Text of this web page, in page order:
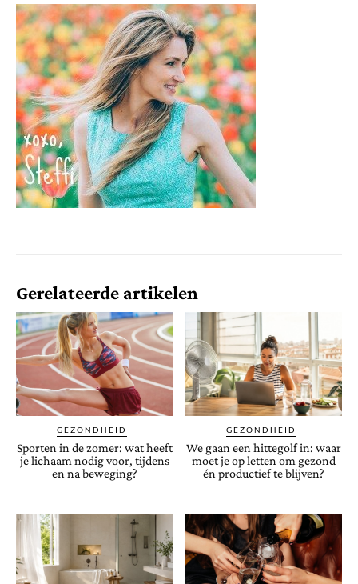
Gerelateerde artikelen
GEZONDHEID
Sporten in de zomer: wat heeft
je lichaam nodig voor, tijdens
en na beweging?
GEZONDHEID
We gaan een hittegolf in: waar
moet je op letten om gezond
én productief te blijven?